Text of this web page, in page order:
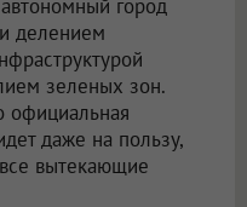
город
делением
зеленых зон.
официальная
даже на пользу,
вытекающие